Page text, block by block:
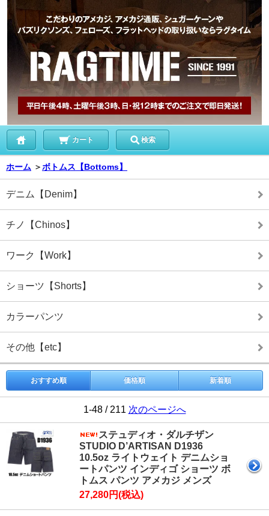
カート 検索
ホーム ＞ボトムス【Bottoms】
デニム【Denim】
チノ【Chinos】
ワーク【Work】
ショーツ【Shorts】
カラーパンツ
その他【etc】
おすすめ順 価格順 新着順
1-48 / 211 次のページへ
ステュディオ・ダルチザン
STUDIO D’ARTISAN D1936
10.5oz ライトウェイト デニムショ
ートパンツ インディゴ ショーツ ボ
トムス パンツ アメカジ メンズ
27,280円(税込)